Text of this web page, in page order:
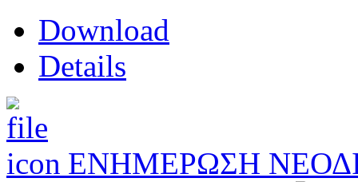
Download
Details
ΕΝΗΜΕΡΩΣΗ